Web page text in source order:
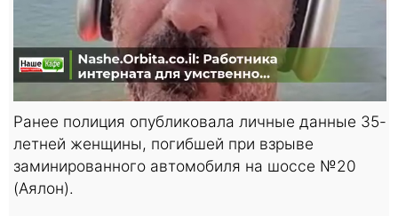
Ранее полиция опубликовала личные данные 35-
летней женщины, погибшей при взрыве
заминированного автомобиля на шоссе №20
(Аялон).